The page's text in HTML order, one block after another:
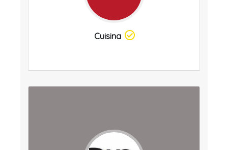
Cuisina